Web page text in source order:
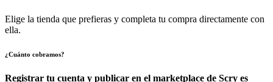
Elige la tienda que prefieras y completa tu compra directamente con
ella.
¿Cuánto cobramos?
Registrar tu cuenta y publicar en el marketplace de Scry es